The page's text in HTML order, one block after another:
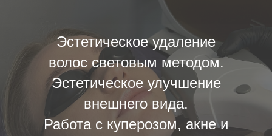
Эстетическое удаление
волос световым методом.
Эстетическое улучшение
внешнего вида.
Работа с куперозом, акне и